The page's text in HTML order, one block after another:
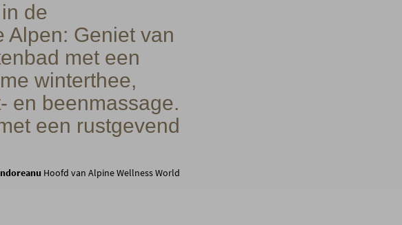
de
Alpen: Geniet van
met een
winterthee,
en beenmassage.
een rustgevend
Hoofd van Alpine Wellness World